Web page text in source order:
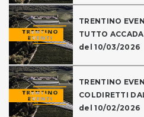
TRENTINO
TUTTO
del 10/03/2026
TRENTINO
COLDIRETTI
del 10/02/2026